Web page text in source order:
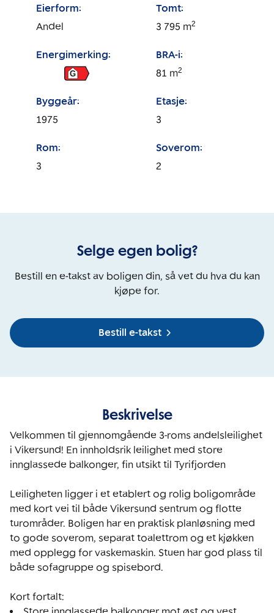
Eierform:
Andel
Tomt:
3 795 m2
Energimerking:
G
BRA-i:
81 m2
Byggeår:
1975
Etasje:
3
Rom:
3
Soverom:
2
Selge egen bolig?
Bestill en e-takst av boligen din, så vet du hva du kan
kjøpe for.
Bestill e-takst
Beskrivelse
Velkommen til gjennomgående 3-roms andelsleilighet
i Vikersund! En innholdsrik leilighet med store
innglassede balkonger, fin utsikt til Tyrifjorden
Leiligheten ligger i et etablert og rolig boligområde
med kort vei til både Vikersund sentrum og flotte
turområder. Boligen har en praktisk planløsning med
to gode soverom, separat toalettrom og et kjøkken
med opplegg for vaskemaskin. Stuen har god plass til
både sofagruppe og spisebord.